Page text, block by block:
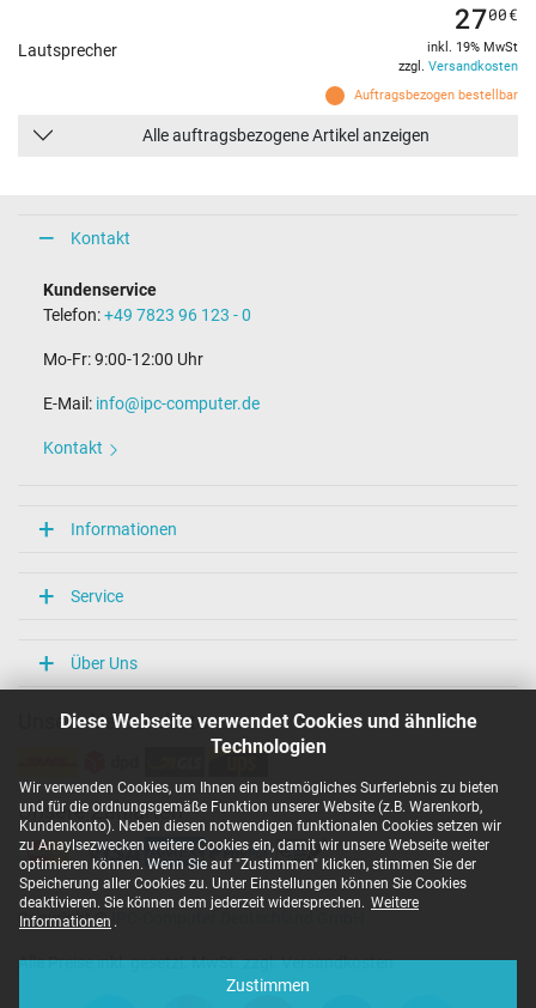
Diese Webseite verwendet Cookies und ähnliche
Technologien
Wir verwenden Cookies, um Ihnen ein bestmögliches Surferlebnis zu bieten
und für die ordnungsgemäße Funktion unserer Website (z.B. Warenkorb,
Kundenkonto). Neben diesen notwendigen funktionalen Cookies setzen wir
zu Anaylsezwecken weitere Cookies ein, damit wir unsere Webseite weiter
optimieren können. Wenn Sie auf "Zustimmen" klicken, stimmen Sie der
Speicherung aller Cookies zu. Unter Einstellungen können Sie Cookies
deaktivieren. Sie können dem jederzeit widersprechen. Weitere
Informationen .
Zustimmen
Lautsprecher
Auftragsbezogen bestellbar
2700€
inkl. 19% MwSt
zzgl. Versandkosten
Alle auftragsbezogene Artikel anzeigen
Kontakt
Kundenservice
Telefon:+49 7823 96 123 - 0
Mo-Fr: 9:00-12:00 Uhr
E-Mail: info@ipc-computer.de
Kontakt
Informationen
Service
Über Uns
Unsere Versandarten
Unsere Zahlarten
Copyright ©
Alle Preise inkl. gesetzl. MwSt. zzgl. Versandkosten